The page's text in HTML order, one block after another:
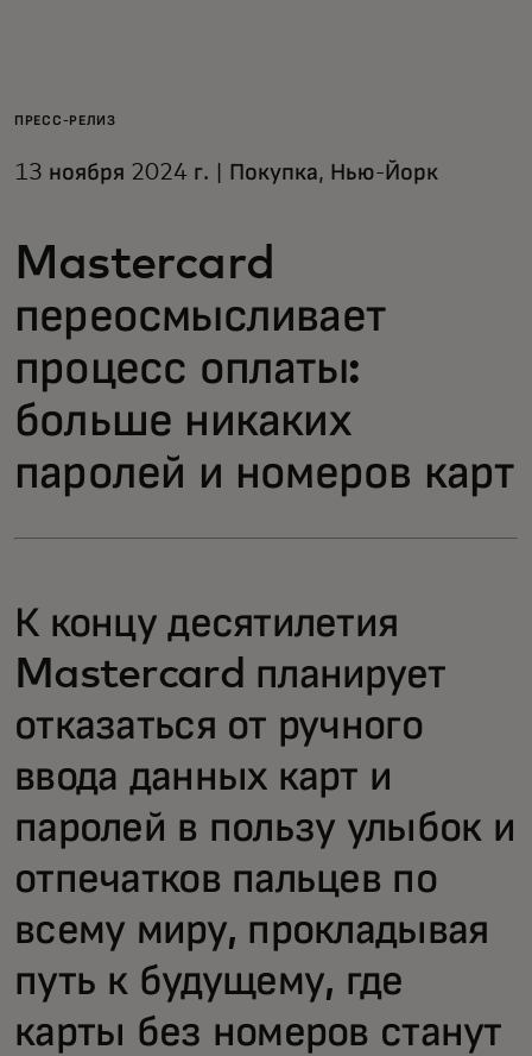
Для бизнеса
Для новаторов
Новости и тренды
ПРЕСС-РЕЛИЗ
13 ноября 2024 г. | Покупка, Нью-Йорк
Mastercard
переосмысливает
процесс оплаты:
больше никаких
паролей и номеров карт
К концу десятилетия
Mastercard планирует
отказаться от ручного
ввода данных карт и
паролей в пользу улыбок и
отпечатков пальцев по
всему миру, прокладывая
путь к будущему, где
карты без номеров станут